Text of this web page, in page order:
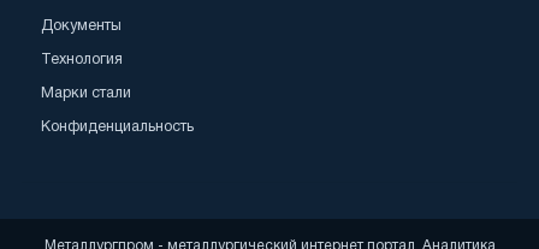
Документы
Технология
Марки стали
Конфиденциальность
Металлургпром - металлургический интернет портал. Аналитика